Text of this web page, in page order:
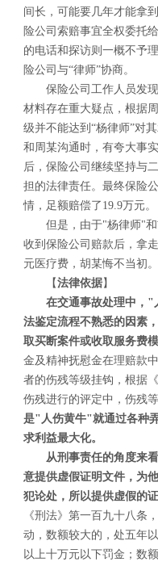
间长，可能要几年才能拿
险公司索赔事宜全权委托
的电话和探访则一概不予
险公司与“律师”协商。
保险公司工作人员发
材料存在重大疑点，根据
级并不能达到“杨律师”对
和周某沟通时，有夸大事
后，保险公司继续坚持与
担的法律责任。最终保险
情，足额赔偿了19.9万元。
但是，由于"杨律师"
收到保险公司赔款后，拿
元医疗费，胡某悔不当初。
【法律依据】
在交通事故处理中，"
法鉴定流程不熟悉的因素
取买断案件或收取服务费
金及精神抚慰金在理赔款
者的伤残等级挂钩，根据
伤残进行的评定中，伤残
是"人伤黄牛"就通过各种
求利益最大化。
从刑事责任的角度来
意提供虚假证明文件，为
犯论处，所以提供虚假的
《刑法》第一百九十八条
动，数额较大的，处五年
以上十万元以下罚金；数